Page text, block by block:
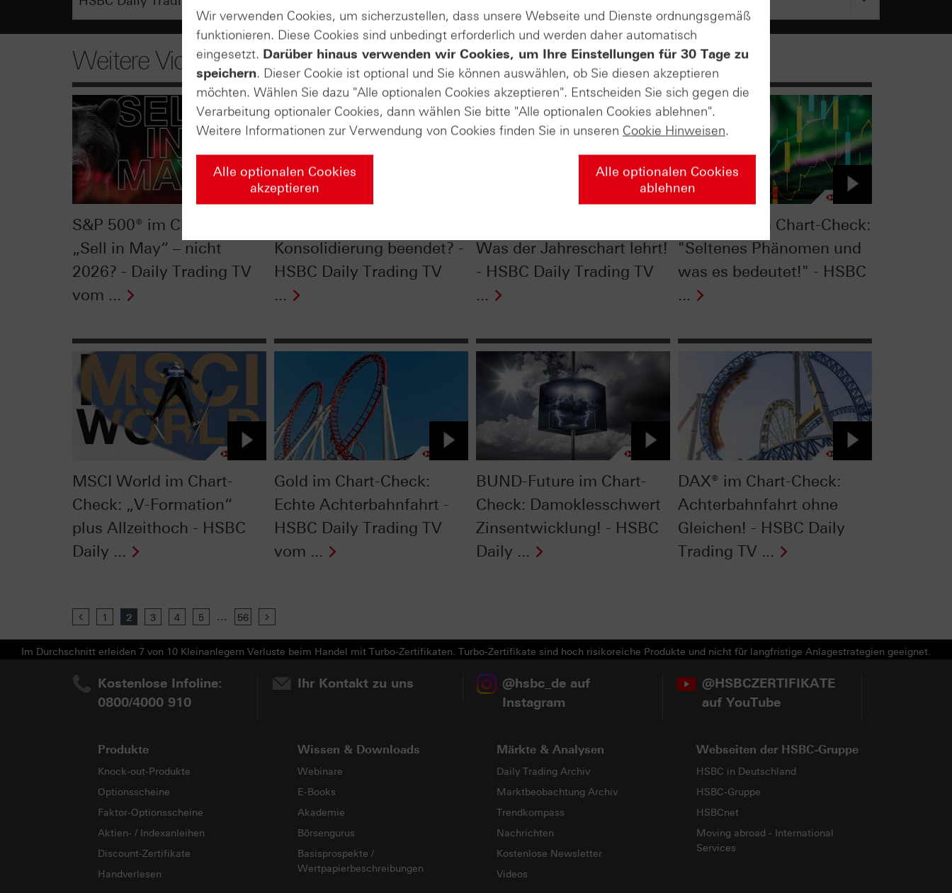
Weitere Videos
S&P 500® im Chart-Check:
„Sell in May“ – nicht
2026? - Daily Trading TV
vom ...
Konsolidierung beendet? -
HSBC Daily Trading TV
...
Was der Jahreschart lehrt!
- HSBC Daily Trading TV
...
S&P 500® im Chart-Check:
"Seltenes Phänomen und
was es bedeutet!" - HSBC
...
MSCI World im Chart-
Check: „V-Formation“
plus Allzeithoch - HSBC
Daily ...
Gold im Chart-Check:
Echte Achterbahnfahrt -
HSBC Daily Trading TV
vom ...
BUND-Future im Chart-
Check: Damoklesschwert
Zinsentwicklung! - HSBC
Daily ...
DAX® im Chart-Check:
Achterbahnfahrt ohne
Gleichen! - HSBC Daily
Trading TV ...
Previous
1 2 3 4 5 ... 56
Im Durchschnitt erleiden 7 von 10 Kleinanlegern Verluste beim Handel mit Turbo-Zertifikaten. Turbo-Zertifikate sind hoch risikoreiche Produkte und nicht für langfristige Anlagestrategien geeignet.
Kostenlose Infoline:
0800/4000 910
Ihr Kontakt zu uns
@hsbc_de auf
Instagram
@HSBCZERTIFIKATE
auf YouTube
Produkte
Knock-out-Produkte
Optionsscheine
Faktor-Optionsscheine
Aktien- / Indexanleihen
Discount-Zertifikate
Handverlesen
Wissen & Downloads
Webinare
E-Books
Akademie
Börsengurus
Basisprospekte /
Wertpapierbeschreibungen
Märkte & Analysen
Daily Trading Archiv
Marktbeobachtung Archiv
Trendkompass
Nachrichten
Kostenlose Newsletter
Videos
Webseiten der HSBC-Gruppe
HSBC in Deutschland
HSBC-Gruppe
HSBCnet
Moving abroad - International
Services
Wir verwenden Cookies, um sicherzustellen, dass unsere Webseite und Dienste ordnungsgemäß
funktionieren. Diese Cookies sind unbedingt erforderlich und werden daher automatisch
eingesetzt. Darüber hinaus verwenden wir Cookies, um Ihre Einstellungen für 30 Tage zu
speichern. Dieser Cookie ist optional und Sie können auswählen, ob Sie diesen akzeptieren
möchten. Wählen Sie dazu "Alle optionalen Cookies akzeptieren". Entscheiden Sie sich gegen die
Verarbeitung optionaler Cookies, dann wählen Sie bitte "Alle optionalen Cookies ablehnen".
Weitere Informationen zur Verwendung von Cookies finden Sie in unseren Cookie Hinweisen.
Alle optionalen Cookies
akzeptieren
Alle optionalen Cookies
ablehnen